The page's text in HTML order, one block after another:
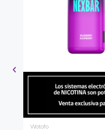
Wotofo